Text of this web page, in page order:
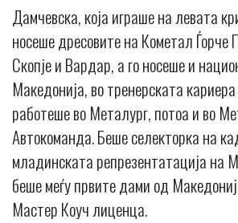
Дамчевска, која играше на левата
носеше дресовите на Кометал Ѓорче
Скопје и Вардар, а го носеше и
Македонија, во тренерската
работеше во Металург, потоа и во
Автокоманда. Беше селекторка на
младинската репрезентатација на
беше меѓу првите дами од
Мастер Коуч лиценца.